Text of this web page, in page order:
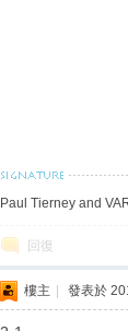
Paul Tierney and
回復
樓主 發表於